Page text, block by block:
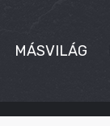
MÁSVILÁG